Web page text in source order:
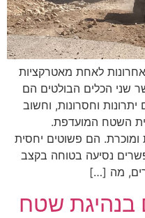
לאחת מאטרקציות
שני הכלים הבולטים הם
וחסרונות, וחשוב
השטח המועדפת.
ומוכרת. הם פשוטים יחסית
נסיעה בטוחה בקצב
מה […]
בנהיגת שטח